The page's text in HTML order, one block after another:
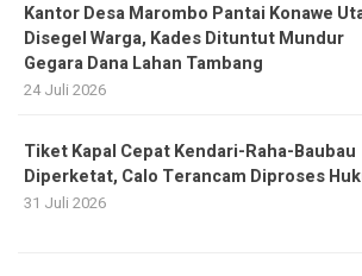
Kantor Desa Marombo Pantai Konawe
Disegel Warga, Kades Dituntut Mundur
Gegara Dana Lahan Tambang
24 Juli 2026
Tiket Kapal Cepat Kendari-Raha-Baubau
Diperketat, Calo Terancam Diproses
31 Juli 2026